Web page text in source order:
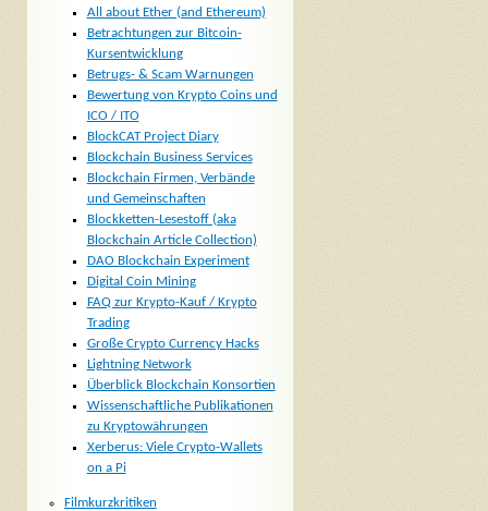
All about Ether (and Ethereum)
Betrachtungen zur Bitcoin-
Kursentwicklung
Betrugs- & Scam Warnungen
Bewertung von Krypto Coins und
ICO / ITO
BlockCAT Project Diary
Blockchain Business Services
Blockchain Firmen, Verbände
und Gemeinschaften
Blockketten-Lesestoff (aka
Blockchain Article Collection)
DAO Blockchain Experiment
Digital Coin Mining
FAQ zur Krypto-Kauf / Krypto
Trading
Große Crypto Currency Hacks
Lightning Network
Überblick Blockchain Konsortien
Wissenschaftliche Publikationen
zu Kryptowährungen
Xerberus: Viele Crypto-Wallets
on a Pi
Filmkurzkritiken